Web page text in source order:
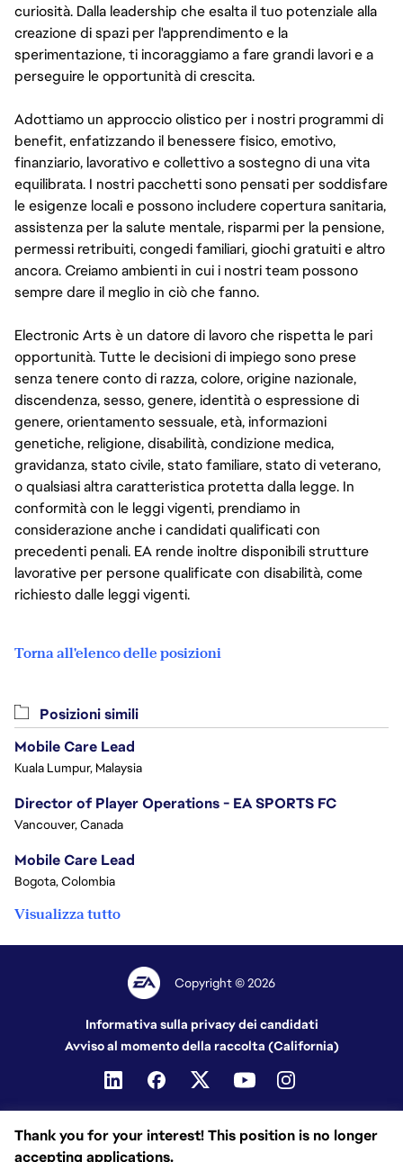
curiosità. Dalla leadership che esalta il tuo potenziale alla
creazione di spazi per l'apprendimento e la
sperimentazione, ti incoraggiamo a fare grandi lavori e a
perseguire le opportunità di crescita.
Adottiamo un approccio olistico per i nostri programmi di
benefit, enfatizzando il benessere fisico, emotivo,
finanziario, lavorativo e collettivo a sostegno di una vita
equilibrata. I nostri pacchetti sono pensati per soddisfare
le esigenze locali e possono includere copertura sanitaria,
assistenza per la salute mentale, risparmi per la pensione,
permessi retribuiti, congedi familiari, giochi gratuiti e altro
ancora. Creiamo ambienti in cui i nostri team possono
sempre dare il meglio in ciò che fanno.
Electronic Arts è un datore di lavoro che rispetta le pari
opportunità. Tutte le decisioni di impiego sono prese
senza tenere conto di razza, colore, origine nazionale,
discendenza, sesso, genere, identità o espressione di
genere, orientamento sessuale, età, informazioni
genetiche, religione, disabilità, condizione medica,
gravidanza, stato civile, stato familiare, stato di veterano,
o qualsiasi altra caratteristica protetta dalla legge. In
conformità con le leggi vigenti, prendiamo in
considerazione anche i candidati qualificati con
precedenti penali. EA rende inoltre disponibili strutture
lavorative per persone qualificate con disabilità, come
richiesto dalle leggi vigenti.
Torna all'elenco delle posizioni
Thank you for your interest! This position is no longer
accepting applications.
Posizioni simili
Mobile Care Lead
Kuala Lumpur, Malaysia
Director of Player Operations - EA SPORTS FC
Vancouver, Canada
Mobile Care Lead
Bogota, Colombia
Visualizza tutto
Copyright © 2026
Informativa sulla privacy dei candidati
Avviso al momento della raccolta (California)